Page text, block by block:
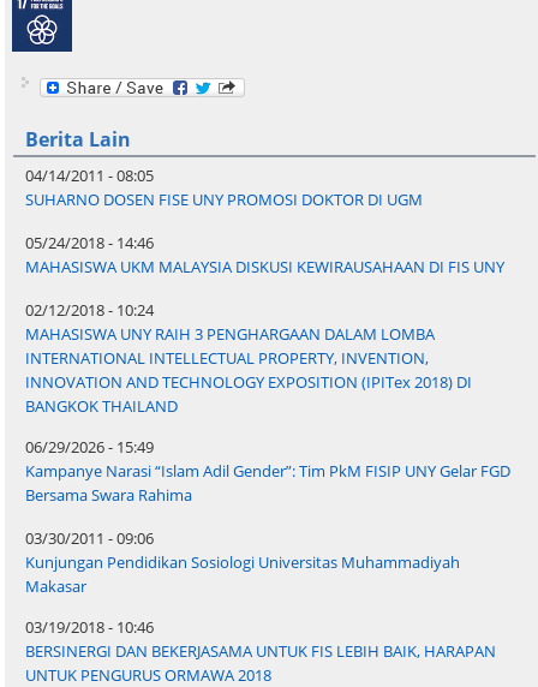
Berita Lain
04/14/2011 - 08:05
SUHARNO DOSEN FISE UNY PROMOSI DOKTOR DI UGM
05/24/2018 - 14:46
MAHASISWA UKM MALAYSIA DISKUSI KEWIRAUSAHAAN DI FIS UNY
02/12/2018 - 10:24
MAHASISWA UNY RAIH 3 PENGHARGAAN DALAM LOMBA
INTERNATIONAL INTELLECTUAL PROPERTY, INVENTION,
INNOVATION AND TECHNOLOGY EXPOSITION (IPITex 2018) DI
BANGKOK THAILAND
06/29/2026 - 15:49
Kampanye Narasi “Islam Adil Gender”: Tim PkM FISIP UNY Gelar FGD
Bersama Swara Rahima
03/30/2011 - 09:06
Kunjungan Pendidikan Sosiologi Universitas Muhammadiyah
Makasar
03/19/2018 - 10:46
BERSINERGI DAN BEKERJASAMA UNTUK FIS LEBIH BAIK, HARAPAN
UNTUK PENGURUS ORMAWA 2018